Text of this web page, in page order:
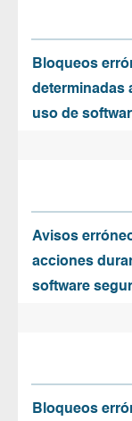
Bloqueos
determinadas
uso de
Avisos
acciones
software
Bloqueos